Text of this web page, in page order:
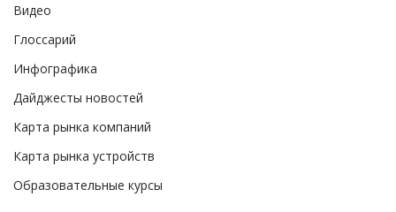
Видео
Глоссарий
Инфографика
Дайджесты новостей
Карта рынка компаний
Карта рынка устройств
Образовательные курсы